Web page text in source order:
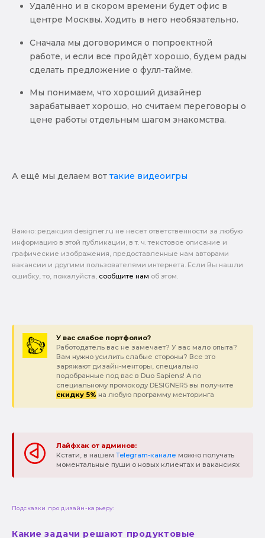
Удалённо и в скором времени будет офис в
центре Москвы. Ходить в него необязательно.
Сначала мы договоримся о попроектной
работе, и если все пройдёт хорошо, будем рады
сделать предложение о фулл-тайме.
Мы понимаем, что хороший дизайнер
зарабатывает хорошо, но считаем переговоры о
цене работы отдельным шагом знакомства.
А ещё мы делаем вот такие видеоигры
Важно: pедакция designer.ru не несет ответственности за любую
информацию в этой публикации, в т. ч. текстовое описание и
графические изображения, предоставленные нам авторами
вакансии и другими пользователями интернета. Если Вы нашли
ошибку, то, пожалуйста, сообщите нам об этом.
У вас слабое портфолио?
Работодатель вас не замечает? У вас мало опыта?
Вам нужно усилить слабые стороны? Все это
заряжают дизайн-менторы, специально
подобранные под вас в Duo Sapiens! А по
специальному промокоду DESIGNER5 вы получите
скидку 5% на любую программу менторинга
Лайфхак от админов:
Кстати, в нашем Telegram-канале можно получать
моментальные пуши о новых клиентах и вакансиях
Подсказки про дизайн-карьеру:
Какие задачи решают продуктовые